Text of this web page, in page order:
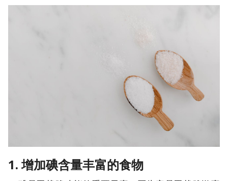
1. 增加碘含量丰富的食物